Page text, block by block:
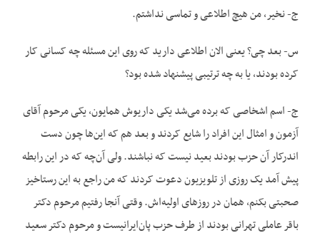
ج- نخیر، من هیچ اطلاعی و تماسی نداشتم.
س- بعد چی؟ یعنی الان اطلاعی دارید که روی این مسئله چه کسانی کار
کرده بودند، یا به چه ترتیبی پیشنهاد شده بود؟
ج- اسم اشخاصی که برده می‌شد یکی داریوش همایون، یکی مرحوم آقای
آزمون و امثال این افراد را شایع کردند و بعد هم که این‌ها چون دست
اندرکار آن حزب بودند بعید نیست که نباشند. ولی آن‌چه که در این رابطه
پیش آمد یک روزی از تلویزیون دعوت کردند که من راجع به این رستاخیز
صحبتی بکنم، همان در روز‌های اولیه‌اش. وقتی آنجا رفتیم مرحوم دکتر
باقر عاملی تهرانی بودند از طرف حزب پان‌ایرانیست و مرحوم دکتر سعید